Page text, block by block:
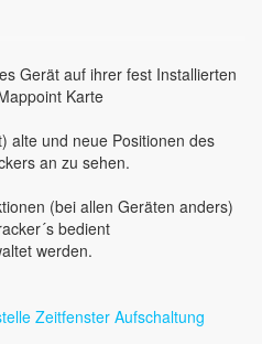
Gerät auf ihrer fest Installierten
Karte
alte und neue Positionen des
an zu sehen.
(bei allen Geräten anders)
bedient
werden.